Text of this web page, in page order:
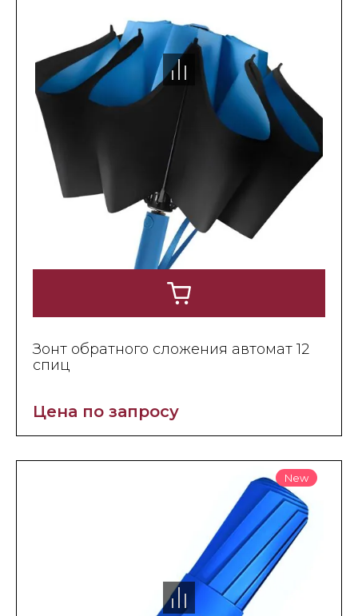
Зонт обратного сложения автомат 12
спиц
Цена по запросу
New